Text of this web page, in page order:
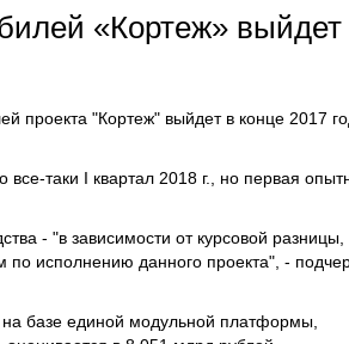
«Кортеж» выйдет
проекта "Кортеж" выйдет в конце 2017
все-таки I квартал 2018 г., но первая
- "в зависимости от курсовой разницы,
исполнению данного проекта", -
на базе единой модульной платформы,